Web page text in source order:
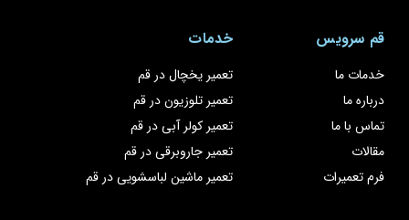
قم سرویس
خدمات ما
درباره ما
تماس با ما
مقالات
فرم تعمیرات
خدمات
تعمیر یخچال در قم
تعمیر تلوزیون در قم
تعمیر کولر آبی در قم
تعمیر جاروبرقی در قم
تعمیر ماشین لباسشویی در قم